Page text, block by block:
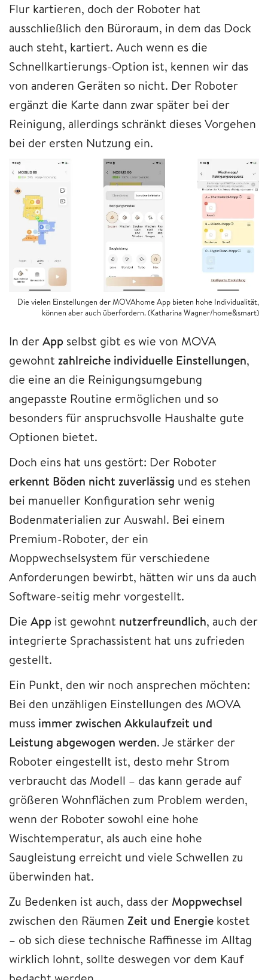
Flur kartieren, doch der Roboter hat
ausschließlich den Büroraum, in dem das Dock
auch steht, kartiert. Auch wenn es die
Schnellkartierungs-Option ist, kennen wir das
von anderen Geräten so nicht. Der Roboter
ergänzt die Karte dann zwar später bei der
Reinigung, allerdings schränkt dieses Vorgehen
bei der ersten Nutzung ein.
Die vielen Einstellungen der MOVAhome App bieten hohe Individualität,
können aber auch überfordern. (Katharina Wagner/home&smart)
In derApp selbst gibt es wie von MOVA
gewohnt zahlreiche individuelle Einstellungen,
die eine an die Reinigungsumgebung
angepasste Routine ermöglichen und so
besonders für anspruchsvolle Haushalte gute
Optionen bietet.
Doch eins hat uns gestört: Der Roboter
erkennt Böden nicht zuverlässig und es stehen
bei manueller Konfiguration sehr wenig
Bodenmaterialien zur Auswahl. Bei einem
Premium-Roboter, der ein
Moppwechselsystem für verschiedene
Anforderungen bewirbt, hätten wir uns da auch
Software-seitig mehr vorgestellt.
Die App ist gewohnt nutzerfreundlich, auch der
integrierte Sprachassistent hat uns zufrieden
gestellt.
Ein Punkt, den wir noch ansprechen möchten:
Bei den unzähligen Einstellungen des MOVA
muss immer zwischen Akkulaufzeit und
Leistung abgewogen werden. Je stärker der
Roboter eingestellt ist, desto mehr Strom
verbraucht das Modell – das kann gerade auf
größeren Wohnflächen zum Problem werden,
wenn der Roboter sowohl eine hohe
Wischtemperatur, als auch eine hohe
Saugleistung erreicht und viele Schwellen zu
überwinden hat.
Zu Bedenken ist auch, dass der Moppwechsel
zwischen den Räumen Zeit und Energie kostet
– ob sich diese technische Raffinesse im Alltag
wirklich lohnt, sollte deswegen vor dem Kauf